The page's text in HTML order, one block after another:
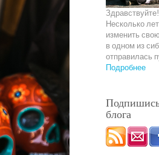
Несколько
изменить
в одном из
отправилась
Подробнее
блога